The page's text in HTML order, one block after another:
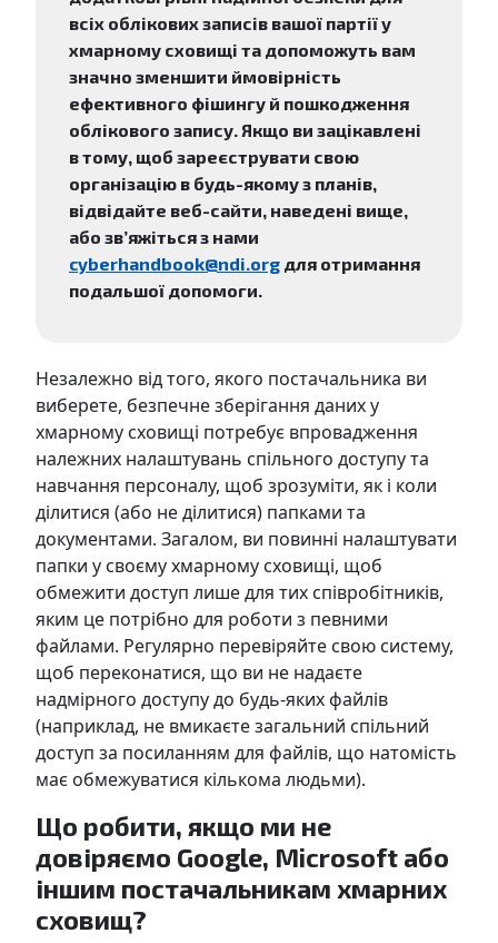
всіх облікових записів вашої партії у
хмарному сховищі та допоможуть вам
значно зменшити ймовірність
ефективного фішингу й пошкодження
облікового запису. Якщо ви зацікавлені
в тому, щоб зареєструвати свою
організацію в будь-якому з планів,
відвідайте веб-сайти, наведені вище,
або зв’яжіться з нами
cyberhandbook@ndi.org для отримання
подальшої допомоги.
Незалежно від того, якого постачальника ви
виберете, безпечне зберігання даних у
хмарному сховищі потребує впровадження
належних налаштувань спільного доступу та
навчання персоналу, щоб зрозуміти, як і коли
ділитися (або не ділитися) папками та
документами. Загалом, ви повинні налаштувати
папки у своєму хмарному сховищі, щоб
обмежити доступ лише для тих співробітників,
яким це потрібно для роботи з певними
файлами. Регулярно перевіряйте свою систему,
щоб переконатися, що ви не надаєте
надмірного доступу до будь-яких файлів
(наприклад, не вмикаєте загальний спільний
доступ за посиланням для файлів, що натомість
має обмежуватися кількома людьми).
Що робити, якщо ми не
довіряємо Google, Microsoft або
іншим постачальникам хмарних
сховищ?